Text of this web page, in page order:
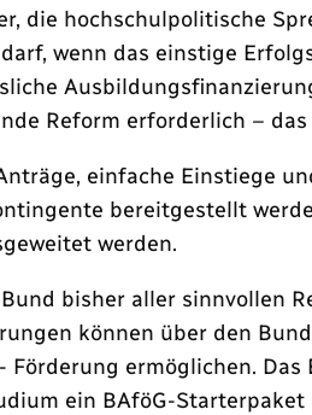
die hochschulpolitische
wenn das einstige
Reform erforderlich –
einfache Einstiege
bereitgestellt
werden.
bisher aller sinnvollen
können über den
Förderung ermöglichen.
ein BAföG-